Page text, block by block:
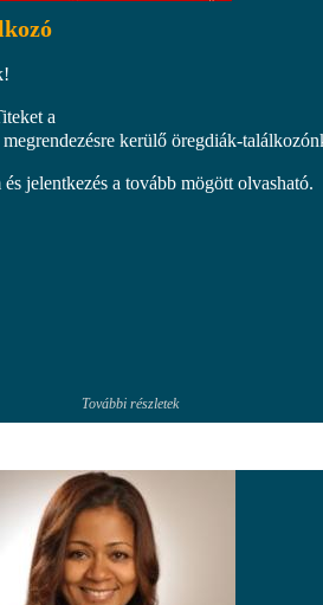
a
megrendezésre kerülő öregdiák-
jelentkezés a tovább mögött olvasható.
További részletek